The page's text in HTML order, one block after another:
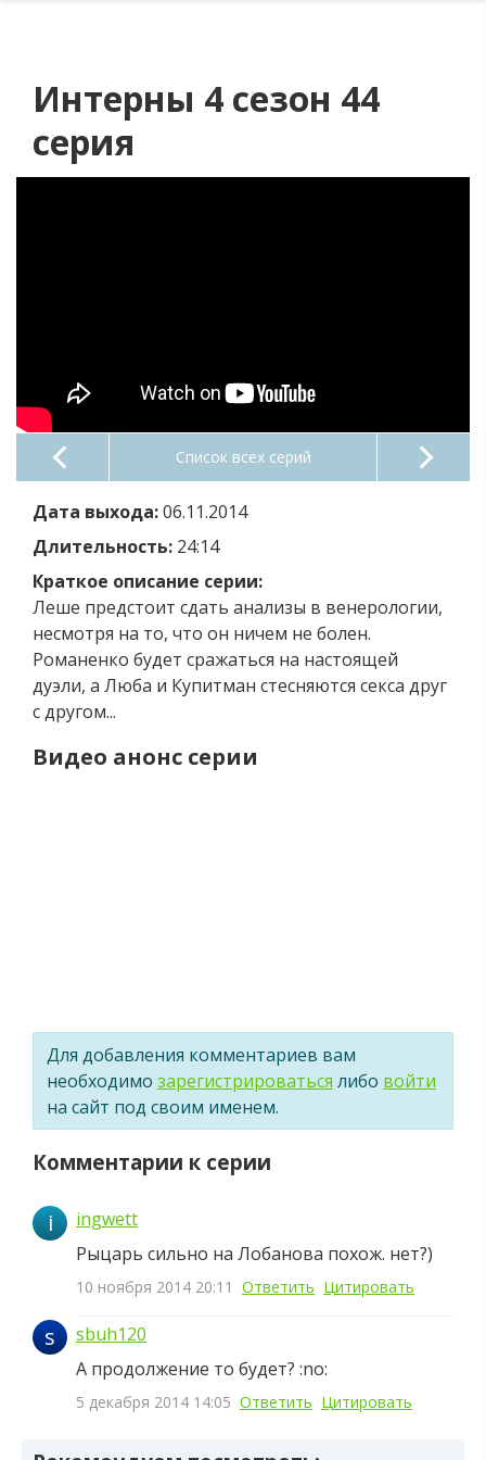
Интерны 4 сезон 44
серия
Список всех серий
Дата выхода:06.11.2014
Длительность: 24:14
Краткое описание серии:
Леше предстоит сдать анализы в венерологии,
несмотря на то, что он ничем не болен.
Романенко будет сражаться на настоящей
дуэли, а Люба и Купитман стесняются секса друг
с другом...
Видео анонс серии
Для добавления комментариев вам
необходимо зарегистрироваться либо войти
на сайт под своим именем.
Комментарии к серии
i
ingwett
Рыцарь сильно на Лобанова похож. нет?)
10 ноября 2014 20:11 Ответить Цитировать
s
sbuh120
А продолжение то будет? :no:
5 декабря 2014 14:05 Ответить Цитировать